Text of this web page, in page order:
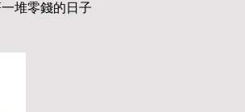
堆零錢的日子